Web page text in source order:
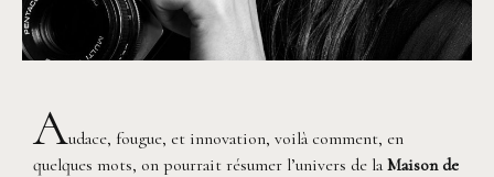
Audace, fougue, et innovation, voilà comment, en
quelques mots, on pourrait résumer l’univers de la Maison de